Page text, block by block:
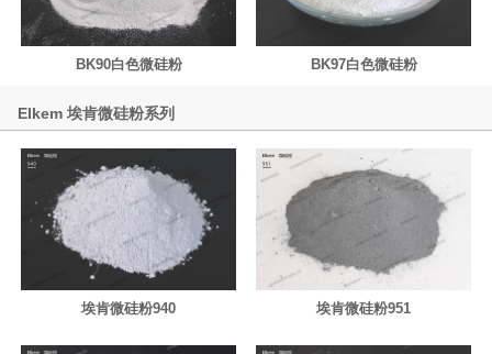
BK90白色微硅粉 BK97白色微硅粉
Elkem 埃肯微硅粉系列
埃肯微硅粉940 埃肯微硅粉951